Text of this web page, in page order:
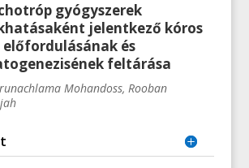
gyógyszerek
jelentkező kóros
előfordulásának és
feltárása
Mohandoss, Rooban